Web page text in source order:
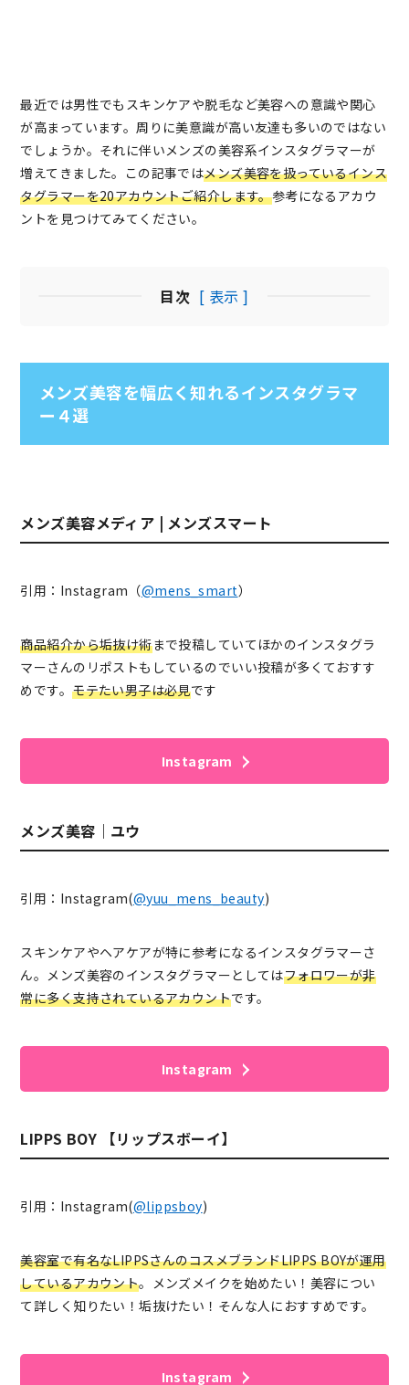
最近では男性でもスキンケアや脱毛など美容への意識や関心
が高まっています。周りに美意識が高い友達も多いのではない
でしょうか。それに伴いメンズの美容系インスタグラマーが
増えてきました。この記事ではメンズ美容を扱っているインス
タグラマーを20アカウントご紹介します。参考になるアカウ
ントを見つけてみてください。
目次 [ 表示 ]
メンズ美容を幅広く知れるインスタグラマ
ー４選
メンズ美容メディア | メンズスマート
引用：Instagram（@mens_smart）
商品紹介から垢抜け術まで投稿していてほかのインスタグラ
マーさんのリポストもしているのでいい投稿が多くておすす
めです。モテたい男子は必見です
Instagram
メンズ美容｜ユウ
引用：Instagram(@yuu_mens_beauty)
スキンケアやヘアケアが特に参考になるインスタグラマーさ
ん。メンズ美容のインスタグラマーとしてはフォロワーが非
常に多く支持されているアカウントです。
Instagram
LIPPS BOY 【リップスボーイ】
引用：Instagram(@lippsboy)
美容室で有名なLIPPSさんのコスメブランドLIPPS BOYが運用
しているアカウント。メンズメイクを始めたい！美容につい
て詳しく知りたい！垢抜けたい！そんな人におすすめです。
Instagram